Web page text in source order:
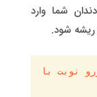
شما وارد
شود.